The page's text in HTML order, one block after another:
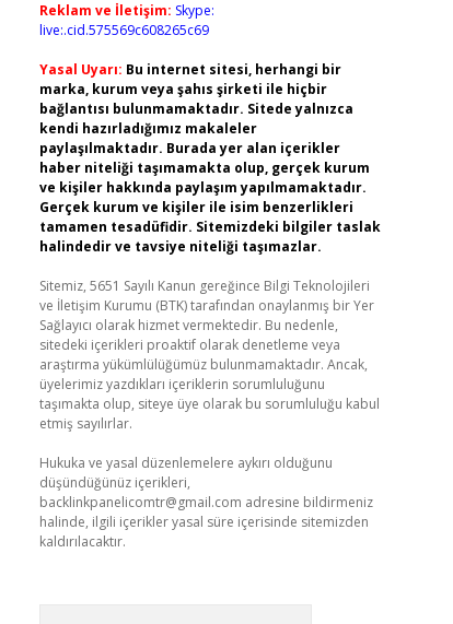
Reklam ve İletişim: Skype:
live:.cid.575569c608265c69
Yasal Uyarı: Bu internet sitesi, herhangi bir
marka, kurum veya şahıs şirketi ile hiçbir
bağlantısı bulunmamaktadır. Sitede yalnızca
kendi hazırladığımız makaleler
paylaşılmaktadır. Burada yer alan içerikler
haber niteliği taşımamakta olup, gerçek kurum
ve kişiler hakkında paylaşım yapılmamaktadır.
Gerçek kurum ve kişiler ile isim benzerlikleri
tamamen tesadüfidir. Sitemizdeki bilgiler taslak
halindedir ve tavsiye niteliği taşımazlar.
Sitemiz, 5651 Sayılı Kanun gereğince Bilgi Teknolojileri
ve İletişim Kurumu (BTK) tarafından onaylanmış bir Yer
Sağlayıcı olarak hizmet vermektedir. Bu nedenle,
sitedeki içerikleri proaktif olarak denetleme veya
araştırma yükümlülüğümüz bulunmamaktadır. Ancak,
üyelerimiz yazdıkları içeriklerin sorumluluğunu
taşımakta olup, siteye üye olarak bu sorumluluğu kabul
etmiş sayılırlar.
Hukuka ve yasal düzenlemelere aykırı olduğunu
düşündüğünüz içerikleri,
backlinkpanelicomtr@gmail.com adresine bildirmeniz
halinde, ilgili içerikler yasal süre içerisinde sitemizden
kaldırılacaktır.